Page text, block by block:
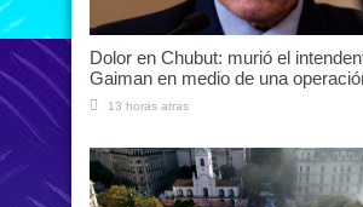
Dolor en Chubut: murió el
Gaiman en medio de una
13 horas atras